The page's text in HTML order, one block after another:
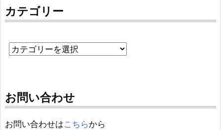
カテゴリー
お問い合わせ
お問い合わせはこちらから